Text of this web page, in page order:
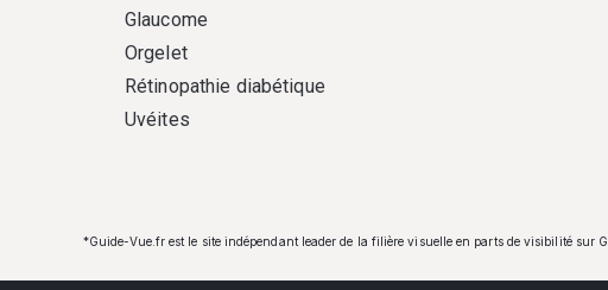
Glaucome
Orgelet
Rétinopathie diabétique
Uvéites
*Guide-Vue.fr est le site indépendant leader de la filière visuelle en parts de visibilité sur